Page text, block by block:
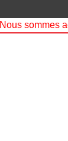
Nous sommes